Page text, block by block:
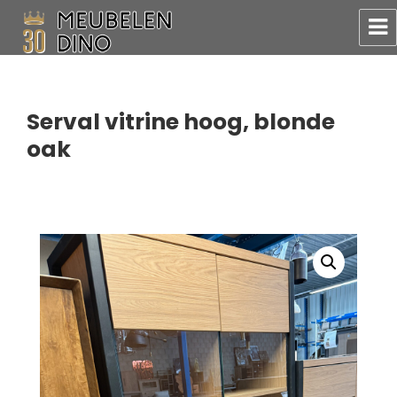
Serval vitrine hoog, blonde
oak